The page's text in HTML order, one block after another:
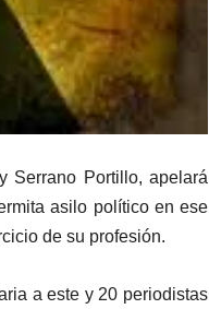
Serrano Portillo, apelará
asilo político en ese
de su profesión.
a este y 20 periodistas